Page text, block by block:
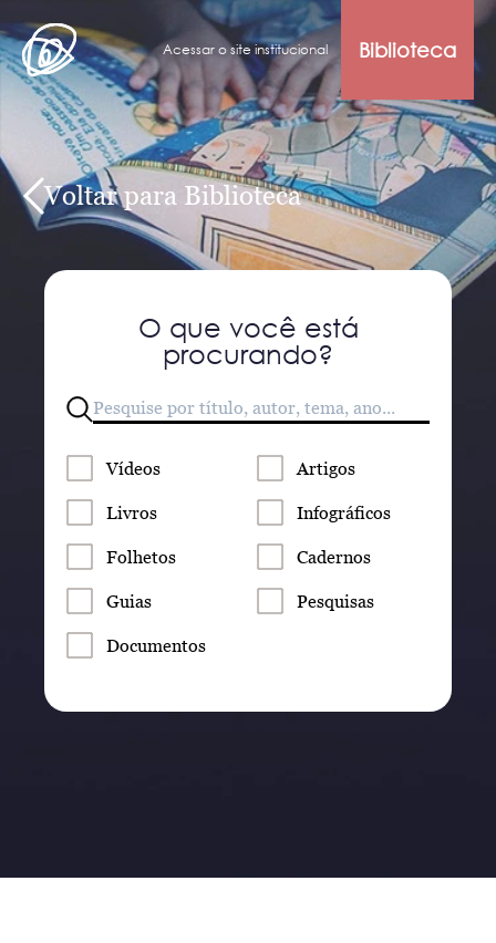
Acessar o site institucional Biblioteca
Voltar para Biblioteca
O que você está
procurando?
Vídeos Artigos
Livros Infográficos
Folhetos Cadernos
Guias Pesquisas
Documentos